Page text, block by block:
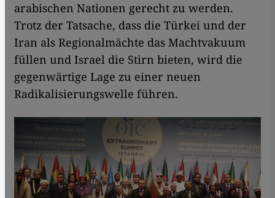
arabischen Nationen gerecht zu werden.
Trotz der Tatsache, dass die Türkei und der
Iran als Regionalmächte das Machtvakuum
füllen und Israel die Stirn bieten, wird die
gegenwärtige Lage zu einer neuen
Radikalisierungswelle führen.